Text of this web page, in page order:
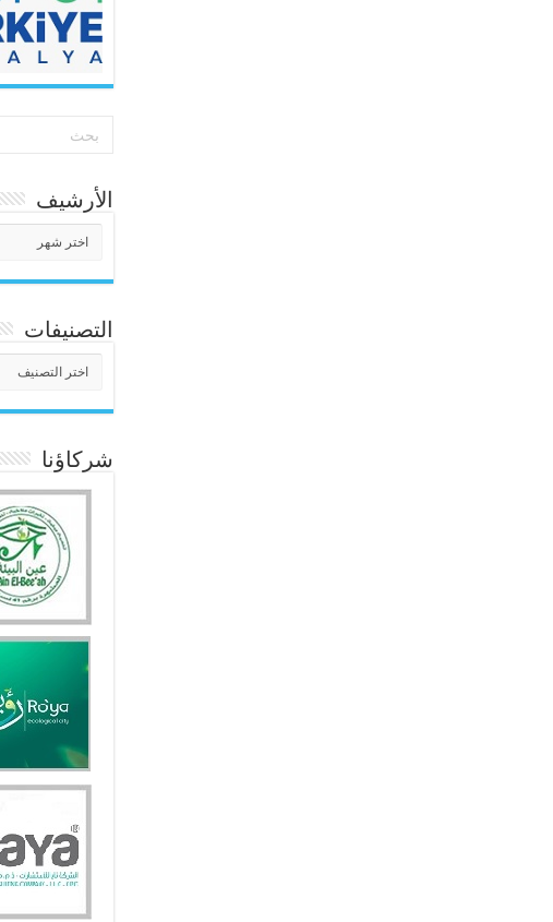
الأرشيف
التصنيفات
شركاؤنا